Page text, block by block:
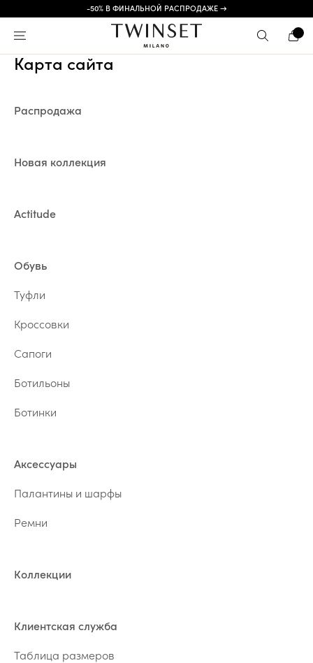
-50% В ФИНАЛЬНОЙ РАСПРОДАЖЕ →
Карта сайта
Распродажа
Новая коллекция
Actitude
Обувь
Туфли
Кроссовки
Сапоги
Ботильоны
Ботинки
Аксессуары
Палантины и шарфы
Ремни
Коллекции
Клиентская служба
Таблица размеров